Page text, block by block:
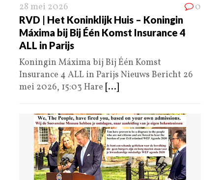
28 mei 2026 0
RVD | Het Koninklijk Huis – Koningin
Máxima bij Bij Één Komst Insurance 4
ALL in Parijs
Koningin Máxima bij Bij Één Komst
Insurance 4 ALL in Parijs Nieuws Bericht 26
mei 2026, 15:03 Hare [...]